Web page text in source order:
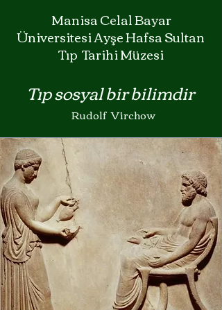
Manisa Celal Bayar
Üniversitesi Ayşe Hafsa Sultan
Tıp Tarihi Müzesi
Tıp sosyal bir bilimdir
Rudolf Virchow